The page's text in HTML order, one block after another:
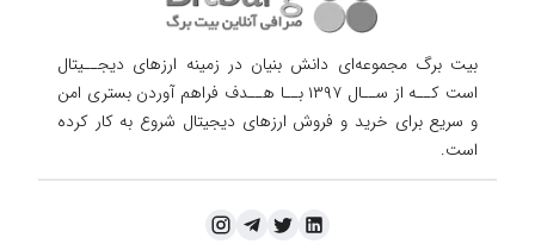
بیت برگ مجموعه‌ای دانش بنیان در زمینه ارزهای دیجــیتال
است کــه از ســال ۱۳۹۷ بــا هــدف فراهم آوردن
بستری امن
و سریع برای خرید و فروش ارزهای دیجیتال شروع به کار کرده
است.